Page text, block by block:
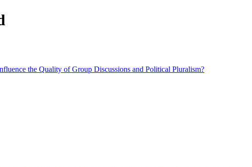
the Quality of Group Discussions and Political Pluralism?